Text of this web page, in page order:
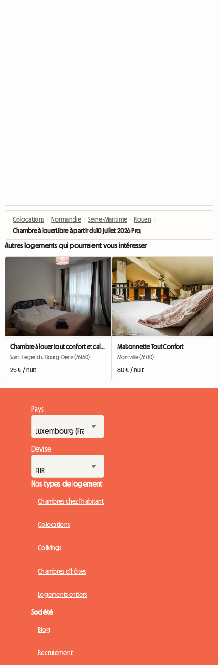
Colocations › Normandie › Seine-Maritime › Rouen ›
Chambre à louerLibre à partir du10 juillet 2026 Proposition
Autres logements qui pourraient vous intéresser
Saint-Léger-du-Bourg-Denis (76160)
25 € / nuit
Maisonnette Tout Confort
Montville (76710)
80 € / nuit
Pays
Devise
Nos types de logement
Chambres chez l'habitant
Colocations
Colivings
Chambres d'hôtes
Logements entiers
Société
Blog
Recrutement